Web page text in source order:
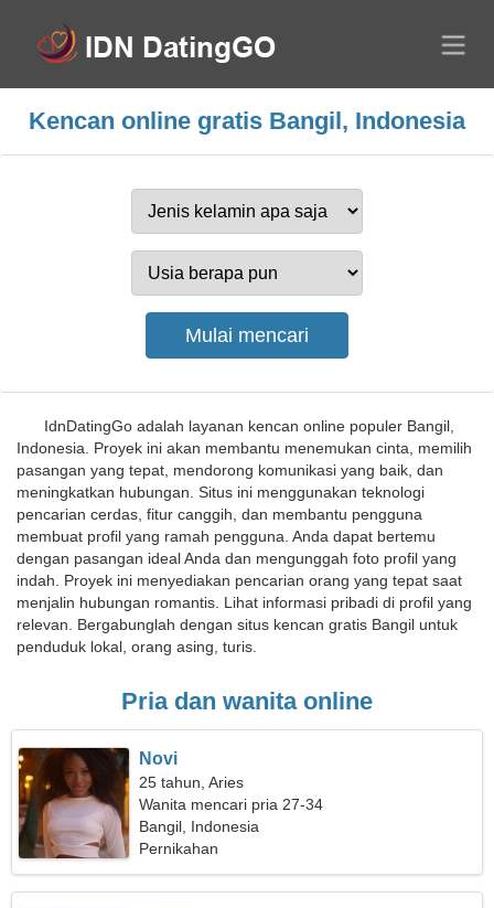
Kencan online gratis Bangil, Indonesia
IdnDatingGo adalah layanan kencan online populer Bangil,
Indonesia. Proyek ini akan membantu menemukan cinta, memilih
pasangan yang tepat, mendorong komunikasi yang baik, dan
meningkatkan hubungan. Situs ini menggunakan teknologi
pencarian cerdas, fitur canggih, dan membantu pengguna
membuat profil yang ramah pengguna. Anda dapat bertemu
dengan pasangan ideal Anda dan mengunggah foto profil yang
indah. Proyek ini menyediakan pencarian orang yang tepat saat
menjalin hubungan romantis. Lihat informasi pribadi di profil yang
relevan. Bergabunglah dengan situs kencan gratis Bangil untuk
penduduk lokal, orang asing, turis.
Pria dan wanita online
Novi
25 tahun, Aries
Wanita mencari pria 27-34
Bangil, Indonesia
Pernikahan